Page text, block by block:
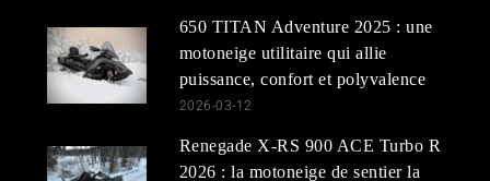
650 TITAN Adventure 2025 : une
motoneige utilitaire qui allie
puissance, confort et polyvalence
2026-03-12
Renegade X-RS 900 ACE Turbo R
2026 : la motoneige de sentier la